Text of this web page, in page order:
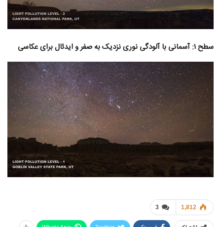
سطح ۱: آسمانی با آلودگی نوری نزدیک به صفر و ایدئال برای عکاسی
3 1,812